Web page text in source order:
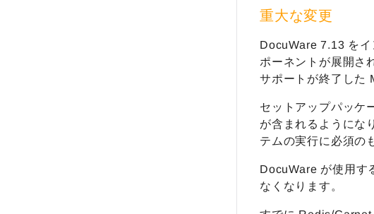
重大な変更
DocuWare 7.13 を
ポーネントが展開さ
サポートが終了した
セットアップパッケ
が含まれるようにな
テムの実行に必須の
DocuWare が使用す
なくなります。